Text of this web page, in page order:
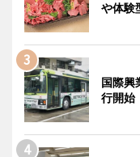
や体験
国際興
行開始